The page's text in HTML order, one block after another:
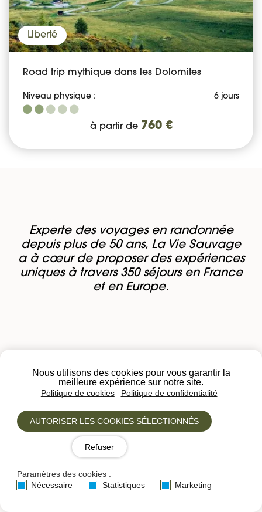
Nous utilisons des cookies pour vous garantir la
meilleure expérience sur notre site.
Politique de cookies Politique de confidentialité
AUTORISER LES COOKIES SÉLECTIONNÉS
Refuser
Paramètres des cookies :
Nécessaire Statistiques Marketing
Liberté
Road trip mythique dans les Dolomites
Niveau physique : 6 jours
à partir de 760 €
Experte des voyages en randonnée
depuis plus de 50 ans, La Vie Sauvage
a à cœur de proposer des expériences
uniques à travers 350 séjours en France
et en Europe.
Plus de50 ansd'expertise & savoir-faire